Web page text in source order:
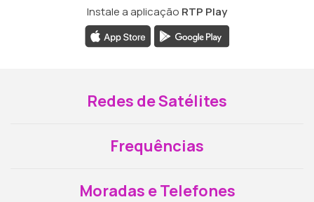
Instale a aplicação RTP Play
Redes de Satélites
Frequências
Moradas e Telefones